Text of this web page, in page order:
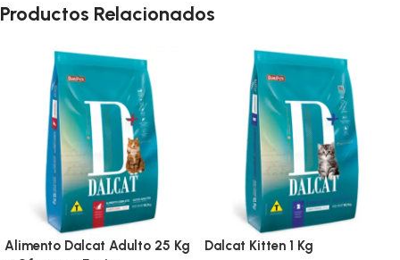
Productos Relacionados
Dalcat Adulto 1 Kg Dalcat Castrado 1 Kg